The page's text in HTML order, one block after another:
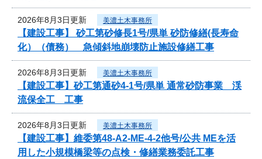
2026年8月3日更新 美濃土木事務所
【建設工事】 砂工第砂修長1号/県単 砂防修繕(長寿命
化）（債務） 急傾斜地崩壊防止施設修繕工事
2026年8月3日更新 美濃土木事務所
【建設工事】砂工第通砂4-1号/県単 通常砂防事業 渓
流保全工 工事
2026年8月3日更新 美濃土木事務所
【建設工事】維委第48-A2-ME-4-2他号/公共 MEを活
用した小規模橋梁等の点検・修繕業務委託工事